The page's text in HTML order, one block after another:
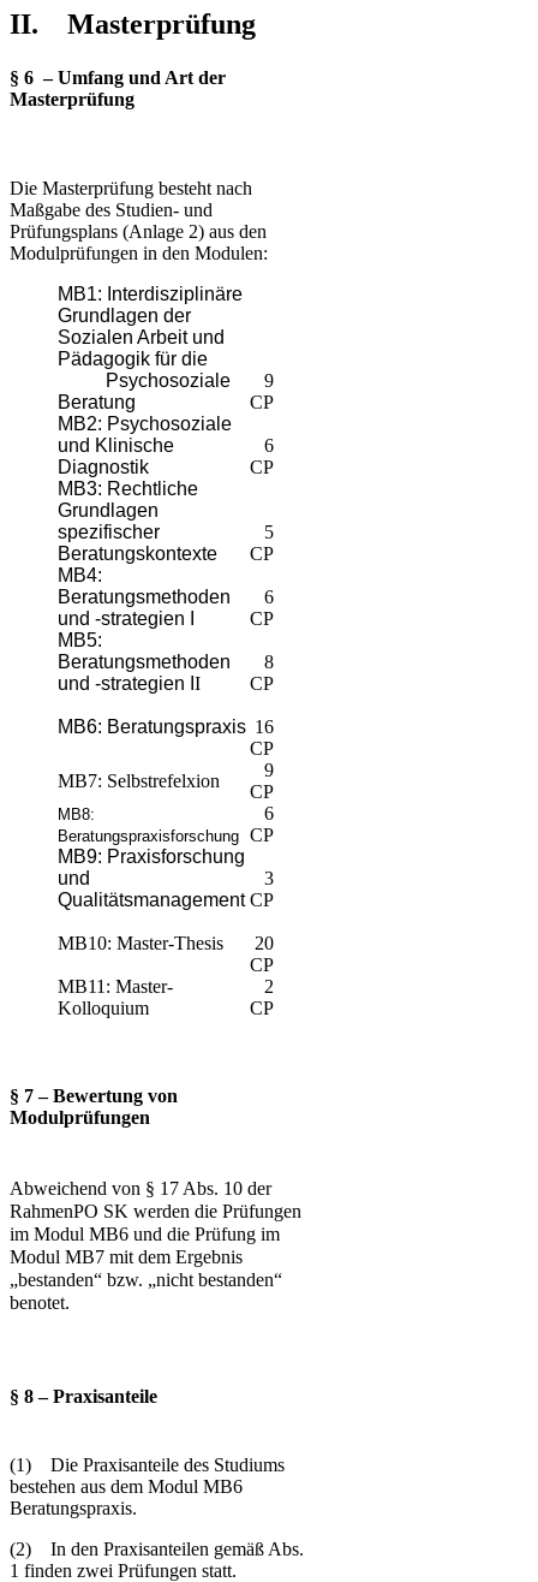
II. Masterprüfung
§ 6 – Umfang und Art der
Masterprüfung
Die Masterprüfung besteht nach
Maßgabe des Studien- und
Prüfungsplans (Anlage 2) aus den
Modulprüfungen in den Modulen:
MB1: Interdisziplinäre
Grundlagen der
Sozialen Arbeit und
Pädagogik für die
Psychosoziale
Beratung
9
CP
MB2: Psychosoziale
und Klinische
Diagnostik
​6
CP
MB3: Rechtliche
Grundlagen
spezifischer
Beratungskontexte
​5
CP
MB4:
Beratungsmethoden
und -strategien I
6
CP
MB5:
Beratungsmethoden
und -strategien I I
8
CP
MB6: Beratungspraxis 16
CP
MB7: Selbstrefelxion
9
CP
MB8:
Beratungspraxisforschung
6
CP
MB9: Praxisforschung
und
Qualitätsmanagement
3
CP
MB10: Master-Thesis
20
CP
MB11: Master-
Kolloquium
2
CP
§ 7 – Bewertung von
Modulprüfungen
Abweichend von § 17 Abs. 10 der
RahmenPO SK werden die Prüfungen
im Modul MB6 und die Prüfung im
Modul MB7 mit dem Ergebnis
„bestanden“ bzw. „nicht bestanden“
benotet.
§ 8 – Praxisanteile
(1) Die Praxisanteile des Studiums
bestehen aus dem Modul MB6
Beratungspraxis.
(2) In den Praxisanteilen gemäß Abs.
1 finden zwei Prüfungen statt.